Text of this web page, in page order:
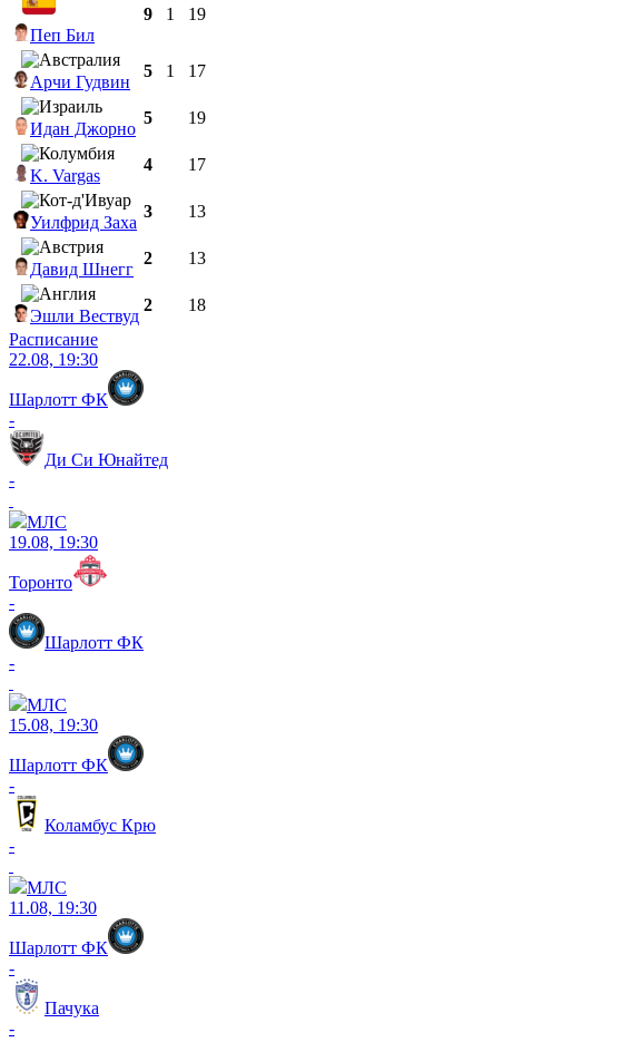
Пеп Бил
9 1 19
Арчи Гудвин
5 1 17
Идан Джорно
5 19
K. Vargas
4 17
Уилфрид Заха
3 13
Давид Шнегг
2 13
Эшли Вествуд
2
18
Расписание
22.08, 19:30
Шарлотт ФК
-
Ди Си Юнайтед
-
МЛС
19.08, 19:30
Торонто
-
Шарлотт ФК
-
МЛС
15.08, 19:30
Шарлотт ФК
-
Коламбус Крю
-
МЛС
11.08, 19:30
Шарлотт ФК
-
Пачука
-